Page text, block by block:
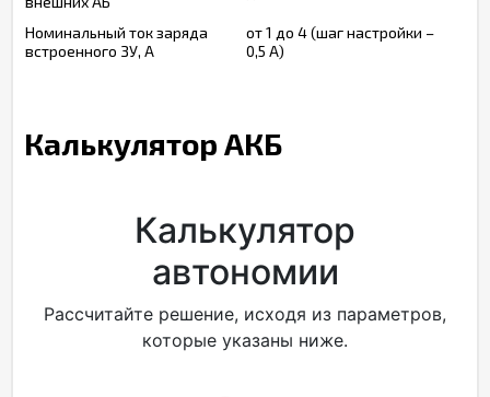
Номинальный ток заряда
встроенного ЗУ, А
от 1 до 4 (шаг настройки –
0,5 А)
Калькулятор АКБ
Калькулятор
автономии
Рассчитайте решение, исходя из параметров,
которые указаны ниже.